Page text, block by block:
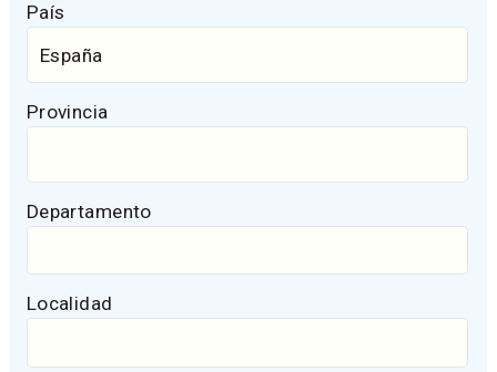
País
Provincia
Departamento
Localidad